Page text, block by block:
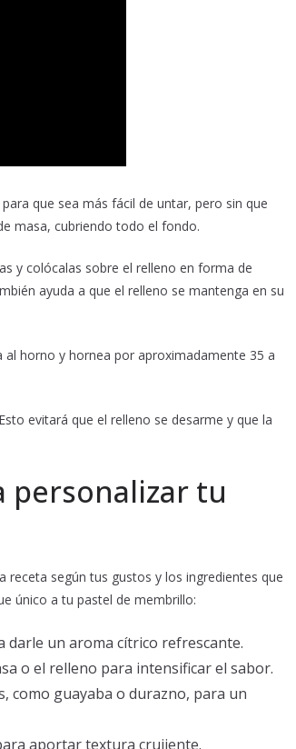
que sea más fácil de untar, pero sin que
masa, cubriendo todo el fondo.
y colócalas sobre el relleno en forma de
ayuda a que el relleno se mantenga en su
al horno y hornea por aproximadamente 35 a
evitará que el relleno se desarme y que la
personalizar tu
receta según tus gustos y los ingredientes que
único a tu pastel de membrillo:
darle un aroma cítrico refrescante.
o el relleno para intensificar el sabor.
como guayaba o durazno, para un
aportar textura crujiente.